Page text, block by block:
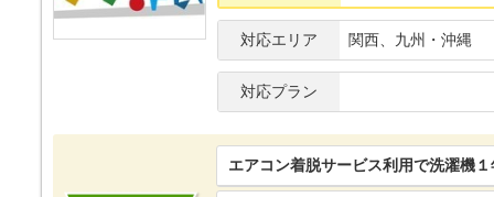
対応エリア 関西、九州・沖縄
対応プラン
エアコン着脱サービス利用で洗濯機